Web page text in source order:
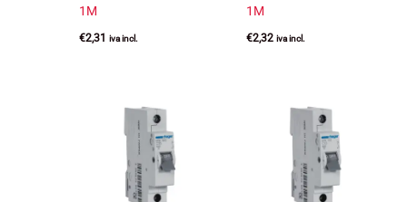
1M
€2,31 iva incl.
1M
€2,32 iva incl.